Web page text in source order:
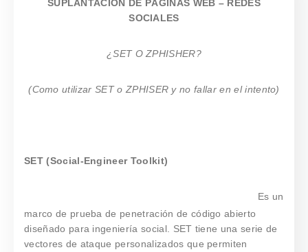
SUPLANTACIÓN DE PÁGINAS WEB – REDES
SOCIALES
¿SET O ZPHISHER?
(Como utilizar SET o ZPHISER y no fallar en el intento)
SET (Social-Engineer Toolkit)
Es un
marco de prueba de penetración de código abierto
diseñado para ingeniería social. SET tiene una serie de
vectores de ataque personalizados que permiten